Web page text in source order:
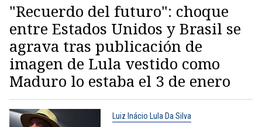
"Recuerdo del futuro": choque
entre Estados Unidos y Brasil se
agrava tras publicación de
imagen de Lula vestido como
Maduro lo estaba el 3 de enero
Luiz Inácio Lula Da Silva